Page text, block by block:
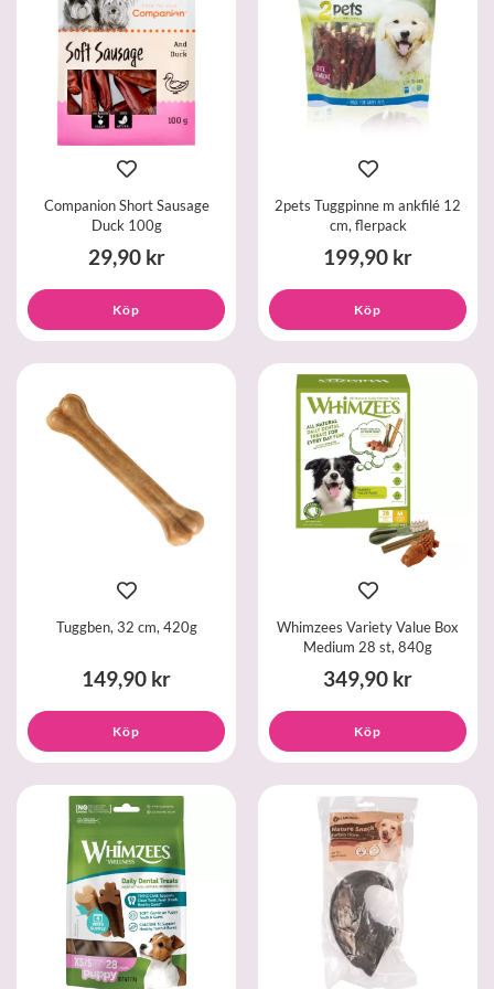
Companion Short Sausage
Duck 100g
29,90 kr
Köp
2pets Tuggpinne m ankfilé 12
cm, flerpack
199,90 kr
Köp
Tuggben, 32 cm, 420g
149,90 kr
Köp
Whimzees Variety Value Box
Medium 28 st, 840g
349,90 kr
Köp